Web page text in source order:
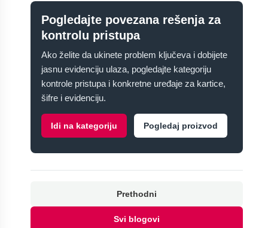
Pogledajte povezana rešenja za
kontrolu pristupa
Ako želite da ukinete problem ključeva i dobijete
jasnu evidenciju ulaza, pogledajte kategoriju
kontrole pristupa i konkretne uređaje za kartice,
šifre i evidenciju.
Idi na kategoriju Pogledaj proizvod
Prethodni
Svi blogovi